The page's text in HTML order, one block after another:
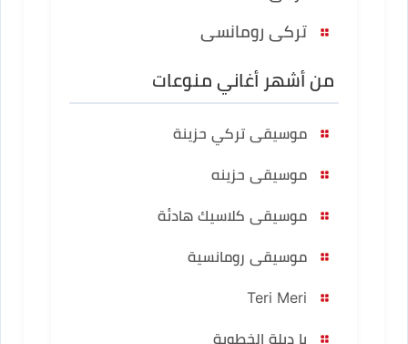
تركى رومانسى
من أشهر أغاني منوعات
موسيقى تركي حزينة
موسيقى حزينه
موسيقى كلاسيك هادئة
موسيقى رومانسية
يا دبلة الخطوبة